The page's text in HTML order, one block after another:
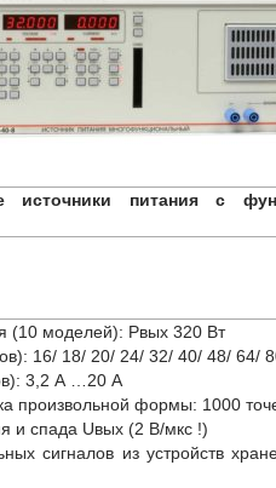
источники питания с
(10 моделей): Pвых 320 Вт
16/ 18/ 20/ 24/ 32/ 40/ 48/ 64/
3,2 А …20 A
произвольной формы: 1000
и спада Uвых (2 В/мкс !)
сигналов из устройств